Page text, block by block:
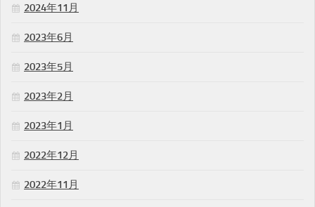
2024年11月
2023年6月
2023年5月
2023年2月
2023年1月
2022年12月
2022年11月